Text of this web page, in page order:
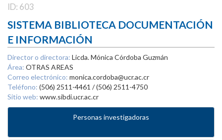
ID: 603
SISTEMA BIBLIOTECA DOCUMENTACIÓN
E INFORMACIÓN
Director o directora: Licda. Mónica Córdoba Guzmán
Área: OTRAS AREAS
Correo electrónico: monica.cordoba@ucr.ac.cr
Teléfono: (506) 2511-4461 / (506) 2511-4750
Sitio web: www.sibdi.ucr.ac.cr
Personas investigadoras